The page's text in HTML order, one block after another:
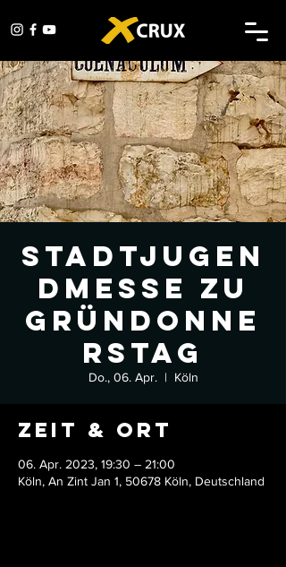
Stadtjugen
dmesse zu
Gründonne
rstag
Do., 06. Apr.
  |
Köln
Zeit & Ort
06. Apr. 2023, 19:30 – 21:00
Köln, An Zint Jan 1, 50678 Köln, Deutschland